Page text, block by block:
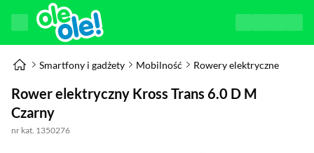
Smartfony i gadżety Mobilność Rowery elektryczne
Rower elektryczny Kross Trans 6.0 D M
Czarny
nr kat. 1350276